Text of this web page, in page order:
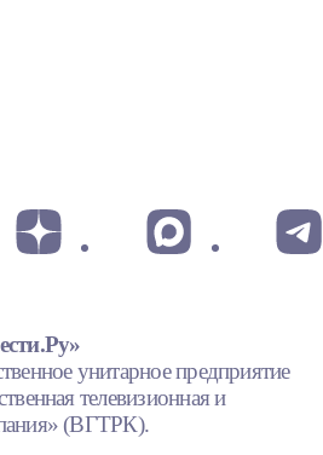
унитарное предприятие
телевизионная и
(ВГТРК).